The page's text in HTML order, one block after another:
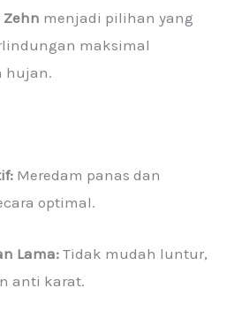
Zehn menjadi pilihan yang
maksimal
hujan.
Meredam panas dan
optimal.
Lama:Tidak mudah luntur,
anti karat.